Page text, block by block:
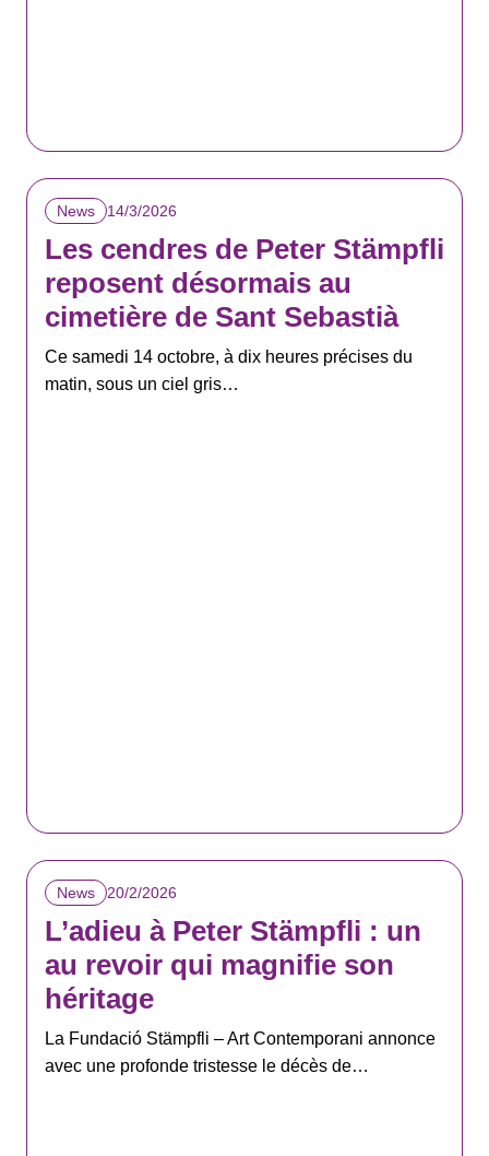
News 14/3/2026
Les cendres de Peter Stämpfli
reposent désormais au
cimetière de Sant Sebastià
Ce samedi 14 octobre, à dix heures précises du
matin, sous un ciel gris…
News 20/2/2026
L’adieu à Peter Stämpfli : un
au revoir qui magnifie son
héritage
La Fundació Stämpfli – Art Contemporani annonce
avec une profonde tristesse le décès de…